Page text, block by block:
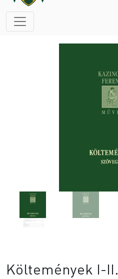
Költemények I-II.